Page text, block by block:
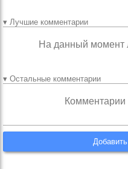
▾ Лучшие комментарии
На данный момент
▾ Остальные комментарии
Комментарии